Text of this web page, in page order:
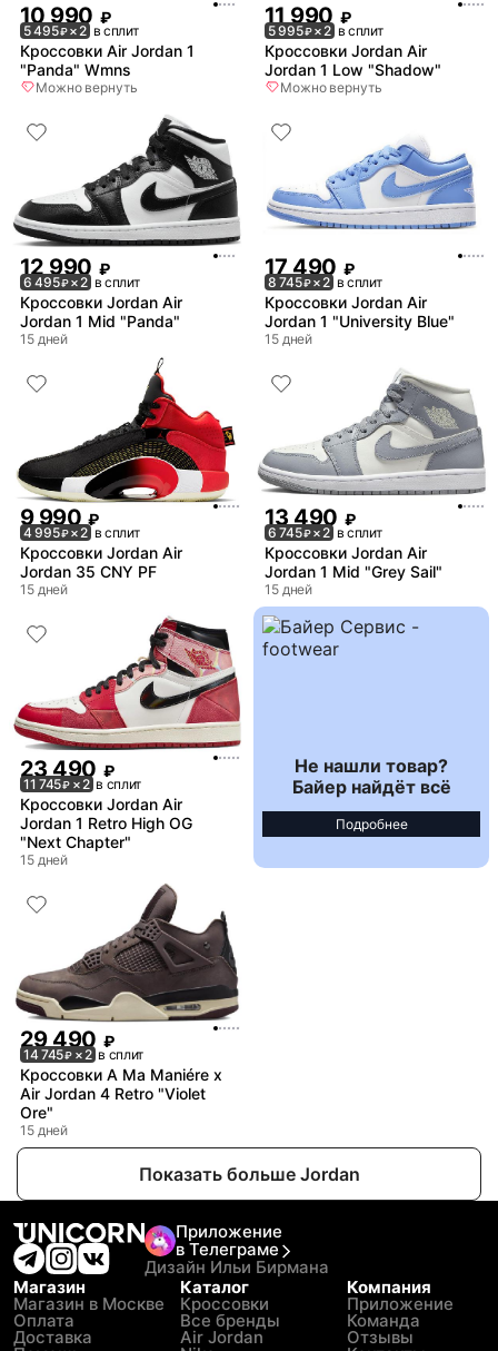
10 990 ₽
5 495₽× 2 в сплит
Кроссовки Air Jordan 1
"Panda" Wmns
Можно вернуть
11 990 ₽
5 995₽× 2 в сплит
Кроссовки Jordan Air
Jordan 1 Low "Shadow"
Можно вернуть
12 990 ₽
6 495₽× 2 в сплит
Кроссовки Jordan Air
Jordan 1 Mid "Panda"
15 дней
17 490 ₽
8 745₽× 2 в сплит
Кроссовки Jordan Air
Jordan 1 "University Blue"
15 дней
9 990 ₽
4 995₽× 2 в сплит
Кроссовки Jordan Air
Jordan 35 CNY PF
15 дней
13 490 ₽
6 745₽× 2 в сплит
Кроссовки Jordan Air
Jordan 1 Mid "Grey Sail"
15 дней
23 490 ₽
11 745₽ × 2 в сплит
Кроссовки Jordan Air
Jordan 1 Retro High OG
"Next Chapter"
15 дней
Не нашли товар?
Байер найдёт всё
Подробнее
29 490 ₽
14 745₽ × 2 в сплит
Кроссовки A Ma Maniére x
Air Jordan 4 Retro "Violet
Ore"
15 дней
Показать больше Jordan
Приложение
в Телеграме
Дизайн Ильи Бирмана
Магазин
Магазин в Москве
Оплата
Доставка
Каталог
Кроссовки
Все бренды
Air Jordan
Компания
Приложение
Команда
Отзывы